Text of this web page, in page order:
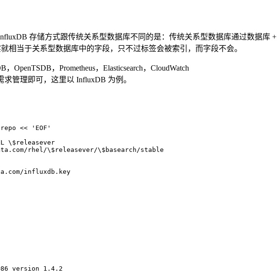
存储方式跟传统关系型数据库不同的是：传统关系型数据库通过数据库
相当于关系型数据库中的字段，只不过标签会被索引，而字段不会。
OpenTSDB，Prometheus，Elasticsearch，CloudWatch
管理即可，这里以 InfluxDB 为例。
<< 'EOF'
\$releasever
rhel/\$releasever/\$basearch/stable
influxdb.key
version 1.4.2